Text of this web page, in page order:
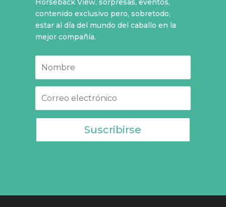
Horseback View, sorpresas, eventos,
contenido exclusivo pero, sobretodo,
estar al día del mundo del caballo en la
mejor compañía.
Suscribirse